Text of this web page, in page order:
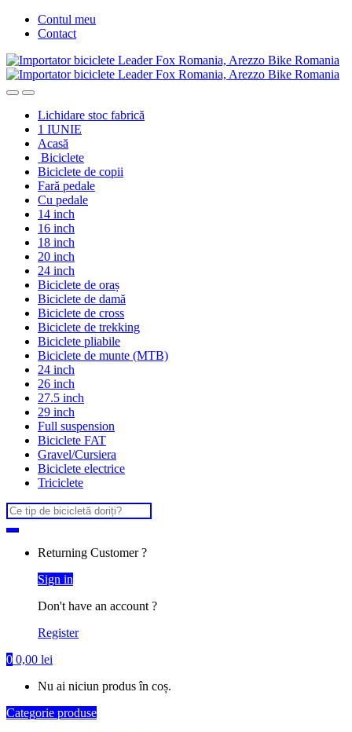
Skip
Skip
Contul meu
Contact
Lichidare stoc fabrică
1 IUNIE
Acasă
Biciclete
Biciclete de copii
Fară pedale
Cu pedale
14 inch
16 inch
18 inch
20 inch
24 inch
Biciclete de oraș
Biciclete de damă
Biciclete de cross
Biciclete de trekking
Biciclete pliabile
Biciclete de munte (MTB)
24 inch
26 inch
27.5 inch
29 inch
Full suspension
Biciclete FAT
Gravel/Cursiera
Biciclete electrice
Triciclete
Search
for:
Returning Customer ?
Sign in
Don't have an account ?
Register
0 0,00 lei
Nu ai niciun produs în coș.
Categorie produse